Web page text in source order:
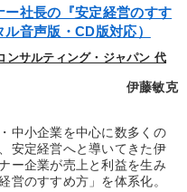
ー社長の『安定経営のすす
音声版・CD版対応）
ンサルティング・ジャパン 代
伊藤敏克
中小企業を中心に数多くの
安定経営へと導いてきた伊
ー企業が売上と利益を生み
営のすすめ方」を体系化。